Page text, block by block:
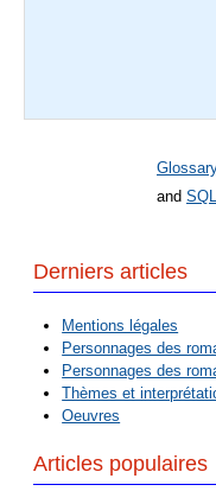
and SQL
Derniers articles
Mentions légales
Personnages des
Personnages des
Thèmes et
Oeuvres
Articles populaires